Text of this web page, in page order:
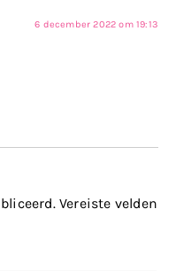
6 december 2022 om 19:13
Vereiste velden